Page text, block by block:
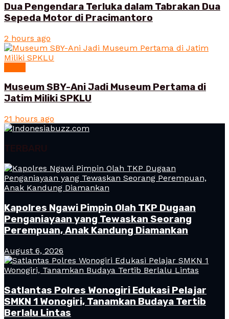
Dua Pengendara Terluka dalam Tabrakan Dua
Sepeda Motor di Pracimantoro
2 hours ago
Museum SBY-Ani Jadi Museum Pertama di
Jatim Miliki SPKLU
21 hours ago
TERBARU
Kapolres Ngawi Pimpin Olah TKP Dugaan
Penganiayaan yang Tewaskan Seorang
Perempuan, Anak Kandung Diamankan
August 6, 2026
Satlantas Polres Wonogiri Edukasi Pelajar
SMKN 1 Wonogiri, Tanamkan Budaya Tertib
Berlalu Lintas